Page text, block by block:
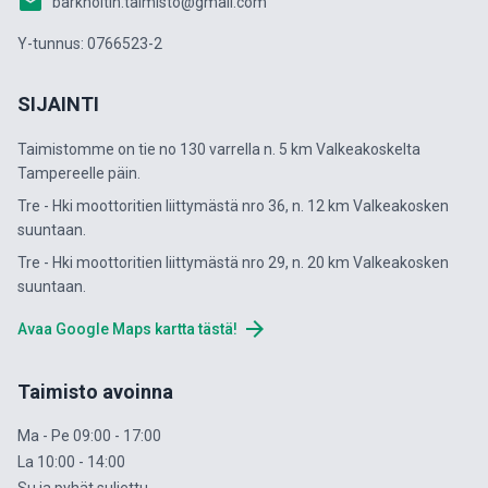
Y-tunnus: 0766523-2
SIJAINTI
Taimistomme on tie no 130 varrella n. 5 km Valkeakoskelta
Tampereelle päin.
Tre - Hki moottoritien liittymästä nro 36, n. 12 km Valkeakosken
suuntaan.
Tre - Hki moottoritien liittymästä nro 29, n. 20 km Valkeakosken
suuntaan.
Avaa Google Maps kartta tästä! arrow_forward
Taimisto avoinna
Ma - Pe 09:00 - 17:00
La 10:00 - 14:00